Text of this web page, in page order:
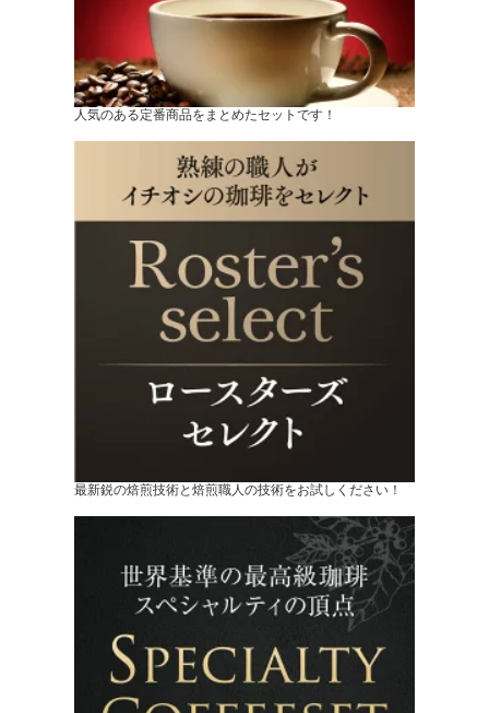
人気のある定番商品をまとめたセットです！
最新鋭の焙煎技術と焙煎職人の技術をお試しください！